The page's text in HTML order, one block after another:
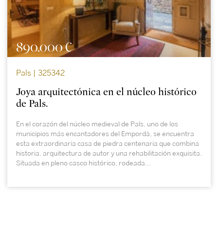
890.000 €
Pals | 325342
Joya arquitectónica en el núcleo histórico
de Pals.
En el corazón del núcleo medieval de Pals, uno de los
municipios más encantadores del Empordà, se encuentra
esta extraordinaria casa de piedra centenaria que combina
historia, arquitectura de autor y una rehabilitación exquisita.
Situada en pleno casco histórico, rodeada...